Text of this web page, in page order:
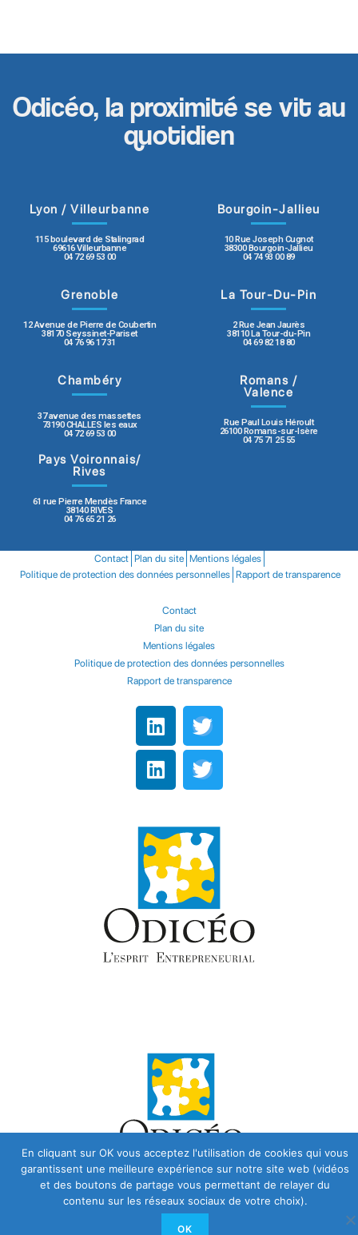
Odicéo, la proximité se vit au
quotidien
Lyon / Villeurbanne
115 boulevard de Stalingrad
69616 Villeurbanne
04 72 69 53 00
Bourgoin-Jallieu
10 Rue Joseph Cugnot
38300 Bourgoin-Jallieu
04 74 93 00 89
Grenoble
12 Avenue de Pierre de Coubertin
38170 Seyssinet-Pariset
04 76 96 17 31
La Tour-Du-Pin
2 Rue Jean Jaurès
38110 La Tour-du-Pin
04 69 82 18 80
Chambéry
37 avenue des massettes
73190 CHALLES les eaux
04 72 69 53 00
Romans /
Valence
Rue Paul Louis Héroult
26100 Romans-sur-Isère
04 75 71 25 55
Pays Voironnais/
Rives
61 rue Pierre Mendès France
38140 RIVES
04 76 65 21 26
Contact Plan du site Mentions légales
Politique de protection des données personnelles Rapport de transparence
Contact
Plan du site
Mentions légales
Politique de protection des données personnelles
Rapport de transparence
En cliquant sur OK vous acceptez l'utilisation de cookies qui vous
garantissent une meilleure expérience sur notre site web (vidéos
et des boutons de partage vous permettant de relayer du
contenu sur les réseaux sociaux de votre choix).
OK